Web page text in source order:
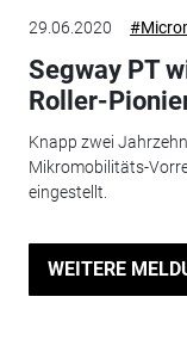
29.06.2020
Segway PT
Roller-
Knapp zwei
Mikromobilitäts-
eingestellt.
WEITERE